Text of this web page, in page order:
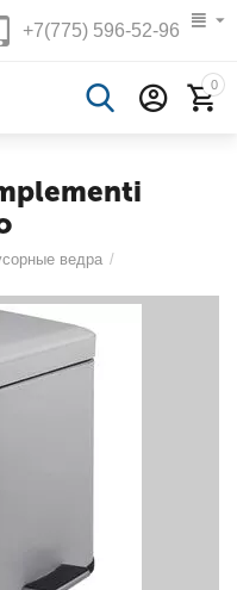
+7(775)596-52-96
0
ведра /